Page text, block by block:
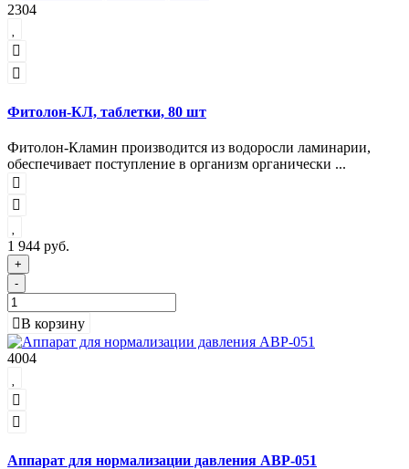
2304
Фитолон-КЛ, таблетки, 80 шт
Фитолон-Кламин производится из водоросли ламинарии,
обеспечивает поступление в организм органически ...
1 944 руб.
+
-
В корзину
4004
Аппарат для нормализации давления АВР-051